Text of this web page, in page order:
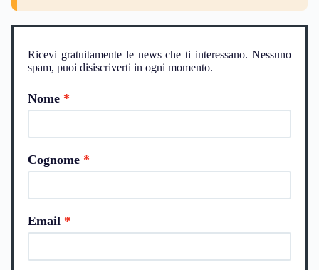
Ricevi gratuitamente le news che ti interessano. Nessuno
spam, puoi disiscriverti in ogni momento.
Nome
Cognome
Email